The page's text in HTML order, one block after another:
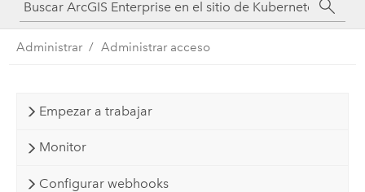
Administrar Administrar acceso
Empezar a trabajar
Monitor
Configurar webhooks